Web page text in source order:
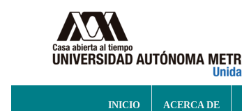
INICIO ACERCA DE